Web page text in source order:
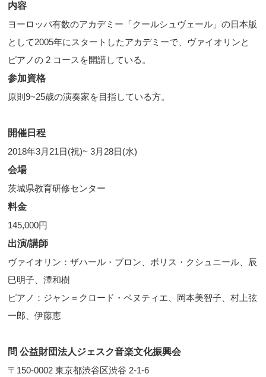
内容
ヨーロッパ有数のアカデミー「クールシュヴェール」の日本版
として2005年にスタートしたアカデミーで、ヴァイオリンと
ピアノの 2 コースを開講している。
参加資格
原則9~25歳の演奏家を目指している方。
開催日程
2018年3月21日(祝)~ 3月28日(水)
会場
茨城県教育研修センター
料金
145,000円
出演/講師
ヴァイオリン：ザハール・ブロン、ボリス・クシュニール、辰
巳明子、澤和樹
ピアノ：ジャン＝クロード・ペヌティエ、岡本美智子、村上弦
一郎、伊藤恵
問 公益財団法人ジェスク音楽文化振興会
〒150-0002 東京都渋谷区渋谷 2-1-6